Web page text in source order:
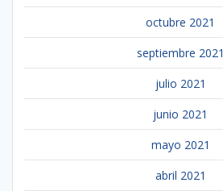
octubre 2021
septiembre 2021
julio 2021
junio 2021
mayo 2021
abril 2021